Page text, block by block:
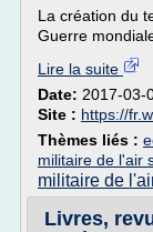
La création du
Guerre
Lire la suite
Date: 2017-03-
Site : https://
Thèmes liés :
militaire de l'air
militaire de
Livres,